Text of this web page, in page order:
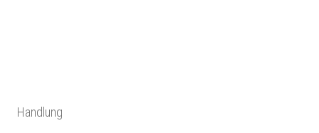
Handlung